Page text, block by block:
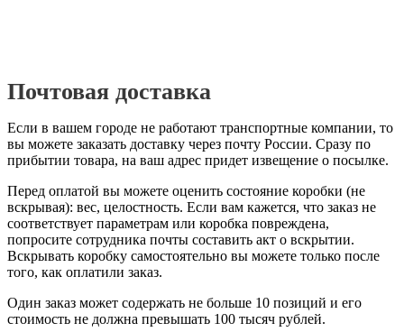
Почтовая доставка
Если в вашем городе не работают транспортные компании, то
вы можете заказать доставку через почту России. Сразу по
прибытии товара, на ваш адрес придет извещение о посылке.
Перед оплатой вы можете оценить состояние коробки (не
вскрывая): вес, целостность. Если вам кажется, что заказ не
соответствует параметрам или коробка повреждена,
попросите сотрудника почты составить акт о вскрытии.
Вскрывать коробку самостоятельно вы можете только после
того, как оплатили заказ.
Один заказ может содержать не больше 10 позиций и его
стоимость не должна превышать 100 тысяч рублей.